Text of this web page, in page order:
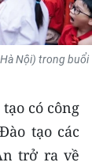
Nội) trong buổi
có công
tạo các
trở ra về